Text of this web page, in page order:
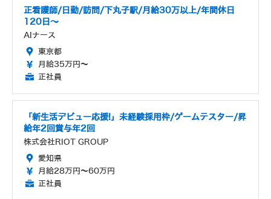
正看護師/日勤/訪問/下丸子駅/月給30万以上/年間休日
120日～
AIナース
東京都
月給35万円～
正社員
「新生活デビュー応援!」未経験採用枠/ゲームテスター/昇
給年2回賞与年2回
株式会社RIOT GROUP
愛知県
月給28万円～60万円
正社員